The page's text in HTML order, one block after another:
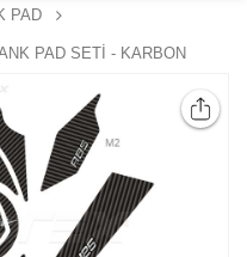
PAD
PAD SETİ - KARBON